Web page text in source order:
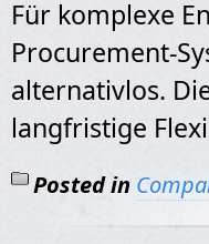
Für komplexe
Procurement-
alternativlos.
langfristige
Posted in